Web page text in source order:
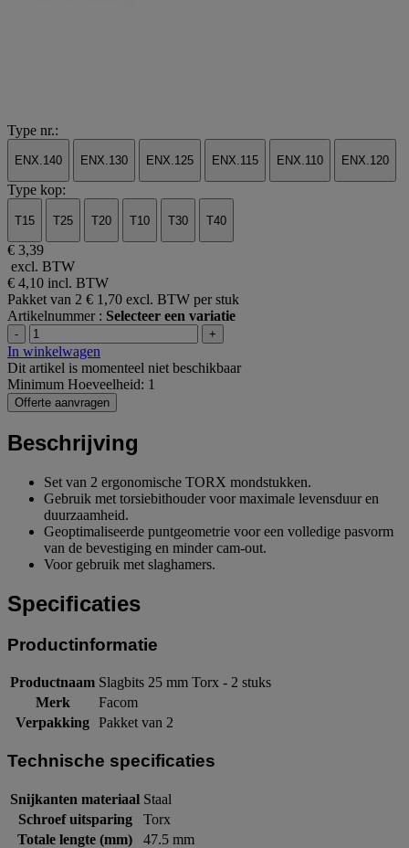
Type nr.:
ENX.140 ENX.130 ENX.125 ENX.115 ENX.110 ENX.120
Type kop:
T15 T25 T20 T10 T30 T40
€ 3,39
excl. BTW
€ 4,10 incl. BTW
Pakket van 2 € 1,70 excl. BTW per stuk
Artikelnummer : Selecteer een variatie
- +
In winkelwagen
Dit artikel is momenteel niet beschikbaar
Minimum Hoeveelheid: 1
Offerte aanvragen
Beschrijving
Set van 2 ergonomische TORX mondstukken.
Gebruik met torsiebithouder voor maximale levensduur en
duurzaamheid.
Geoptimaliseerde puntgeometrie voor een volledige pasvorm
van de bevestiging en minder cam-out.
Voor gebruik met slaghamers.
Specificaties
Productinformatie
Productnaam Slagbits 25 mm Torx - 2 stuks
Merk
Facom
Verpakking Pakket van 2
Technische specificaties
Snijkanten materiaal Staal
Schroef uitsparing
Torx
Totale lengte (mm)
47.5 mm